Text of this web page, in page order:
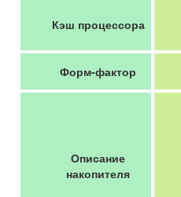
Кэш процессора
Форм-фактор
Описание
накопителя